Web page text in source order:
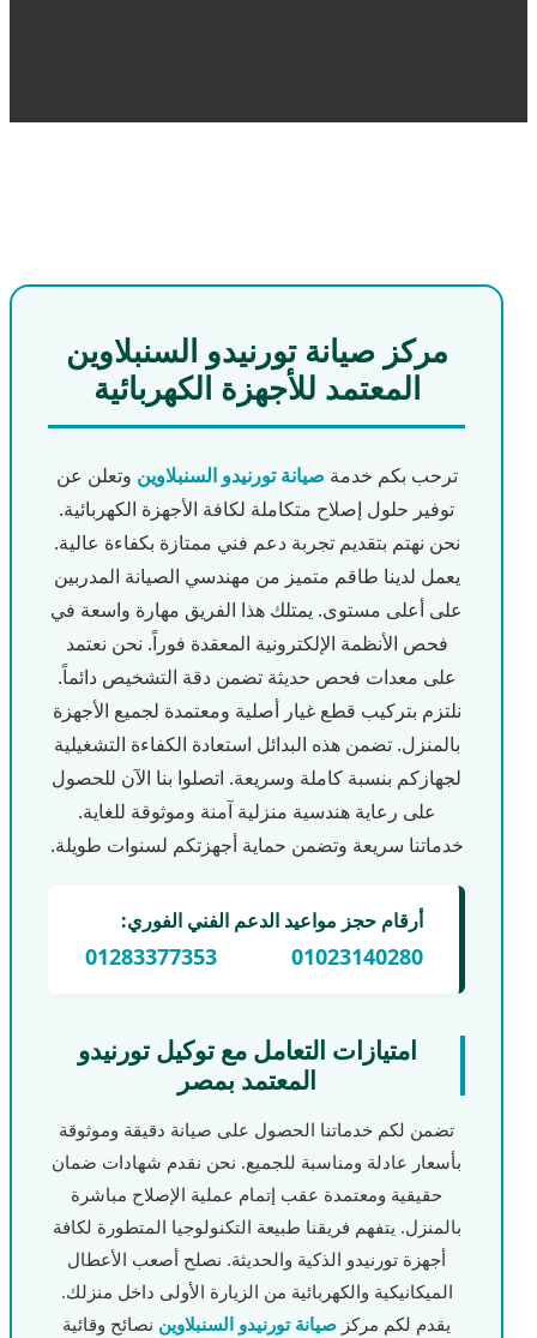
مركز صيانة تورنيدو السنبلاوين
المعتمد للأجهزة الكهربائية
ترحب بكم خدمة صيانة تورنيدو السنبلاوين وتعلن عن
توفير حلول إصلاح متكاملة لكافة الأجهزة الكهربائية.
نحن نهتم بتقديم تجربة دعم فني ممتازة بكفاءة عالية.
يعمل لدينا طاقم متميز من مهندسي الصيانة المدربين
على أعلى مستوى. يمتلك هذا الفريق مهارة واسعة في
فحص الأنظمة الإلكترونية المعقدة فوراً. نحن نعتمد
على معدات فحص حديثة تضمن دقة التشخيص دائماً.
نلتزم بتركيب قطع غيار أصلية ومعتمدة لجميع الأجهزة
بالمنزل. تضمن هذه البدائل استعادة الكفاءة التشغيلية
لجهازكم بنسبة كاملة وسريعة. اتصلوا بنا الآن للحصول
على رعاية هندسية منزلية آمنة وموثوقة للغاية.
خدماتنا سريعة وتضمن حماية أجهزتكم لسنوات طويلة.
أرقام حجز مواعيد الدعم الفني الفوري:
01023140280
01283377353
امتيازات التعامل مع توكيل تورنيدو
المعتمد بمصر
تضمن لكم خدماتنا الحصول على صيانة دقيقة وموثوقة
بأسعار عادلة ومناسبة للجميع. نحن نقدم شهادات ضمان
حقيقية ومعتمدة عقب إتمام عملية الإصلاح مباشرة
بالمنزل. يتفهم فريقنا طبيعة التكنولوجيا المتطورة لكافة
أجهزة تورنيدو الذكية والحديثة. نصلح أصعب الأعطال
الميكانيكية والكهربائية من الزيارة الأولى داخل منزلك.
يقدم لكم مركز صيانة تورنيدو السنبلاوين نصائح وقائية